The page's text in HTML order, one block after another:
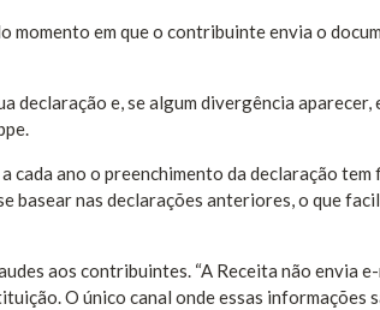
momento em que o contribuinte envia o
declaração e, se algum divergência aparecer,
cada ano o preenchimento da declaração tem
basear nas declarações anteriores, o que
aos contribuintes. “A Receita não envia
O único canal onde essas informações